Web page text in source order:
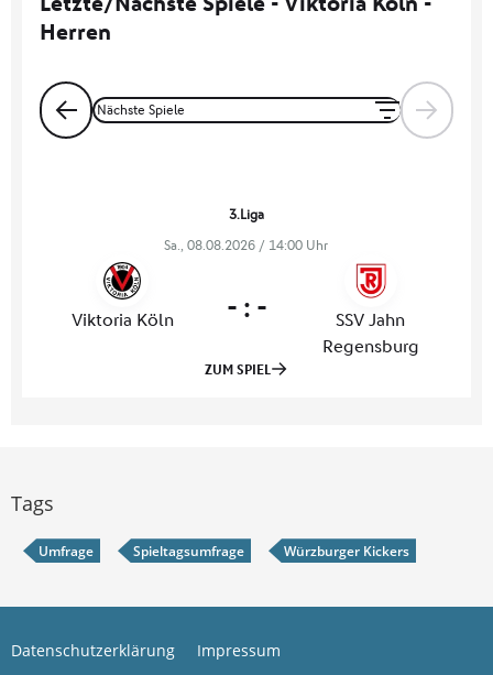
Tags
Umfrage Spieltagsumfrage Würzburger Kickers
Datenschutzerklärung Impressum